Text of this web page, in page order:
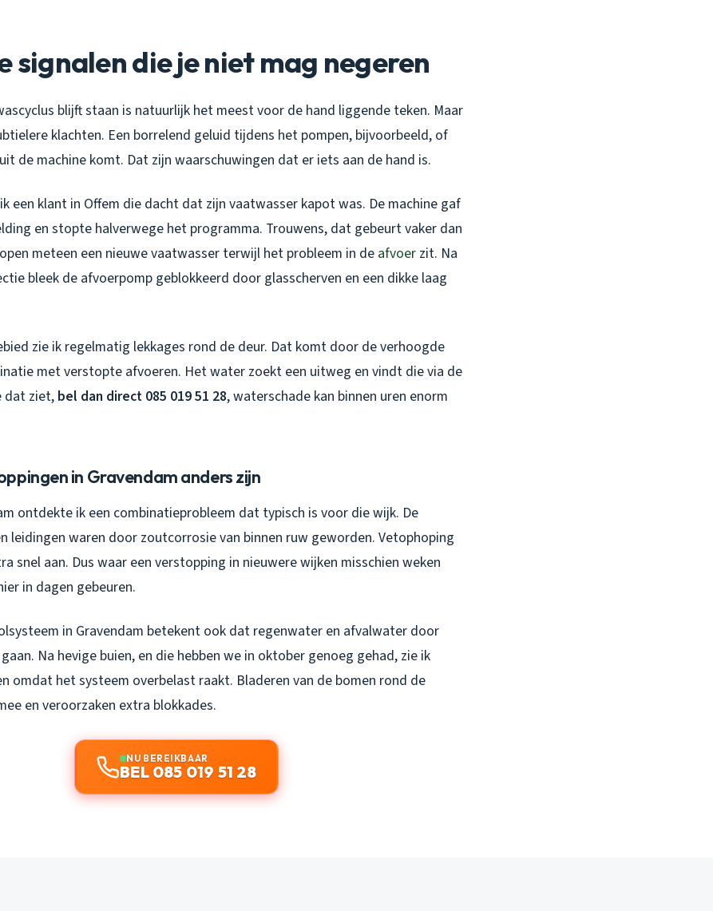
signalen die je niet mag negeren
blijft staan is natuurlijk het meest voor de hand liggende teken. Maar
klachten. Een borrelend geluid tijdens het pompen, bijvoorbeeld, of
de machine komt. Dat zijn waarschuwingen dat er iets aan de hand is.
een klant in Offem die dacht dat zijn vaatwasser kapot was. De machine gaf
en stopte halverwege het programma. Trouwens, dat gebeurt vaker dan
meteen een nieuwe vaatwasser terwijl het probleem in de afvoer zit. Na
bleek de afvoerpomp geblokkeerd door glasscherven en een dikke laag
zie ik regelmatig lekkages rond de deur. Dat komt door de verhoogde
met verstopte afvoeren. Het water zoekt een uitweg en vindt die via de
dat ziet,bel dan direct 085 019 51 28, waterschade kan binnen uren enorm
in Gravendam anders zijn
ontdekte ik een combinatieprobleem dat typisch is voor die wijk. De
leidingen waren door zoutcorrosie van binnen ruw geworden. Vetophoping
snel aan. Dus waar een verstopping in nieuwere wijken misschien weken
in dagen gebeuren.
in Gravendam betekent ook dat regenwater en afvalwater door
Na hevige buien, en die hebben we in oktober genoeg gehad, zie ik
omdat het systeem overbelast raakt. Bladeren van de bomen rond de
en veroorzaken extra blokkades.
NU BEREIKBAAR
BEL 085 019 51 28